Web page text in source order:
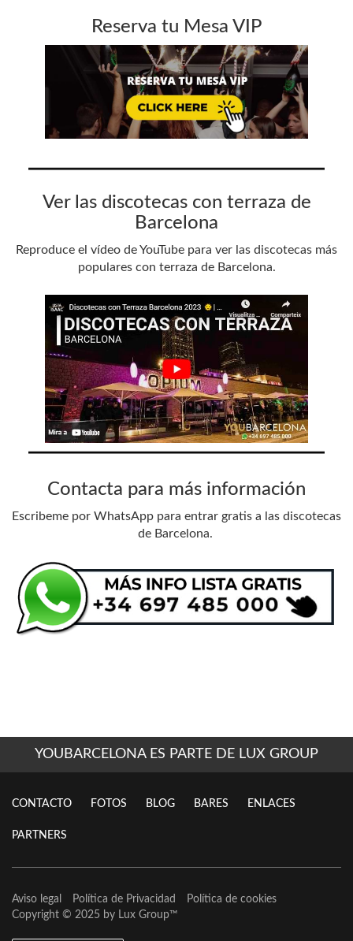
Reserva tu Mesa VIP
Ver las discotecas con terraza de
Barcelona
Reproduce el vídeo de YouTube para ver las discotecas más
populares con terraza de Barcelona.
Contacta para más información
Escribeme por WhatsApp para entrar gratis a las discotecas
de Barcelona.
YOUBARCELONA ES PARTE DE LUX GROUP
CONTACTO FOTOS BLOG BARES ENLACES
PARTNERS
Aviso legal Política de Privacidad
Política de cookies
Copyright © 2025 by Lux Group™